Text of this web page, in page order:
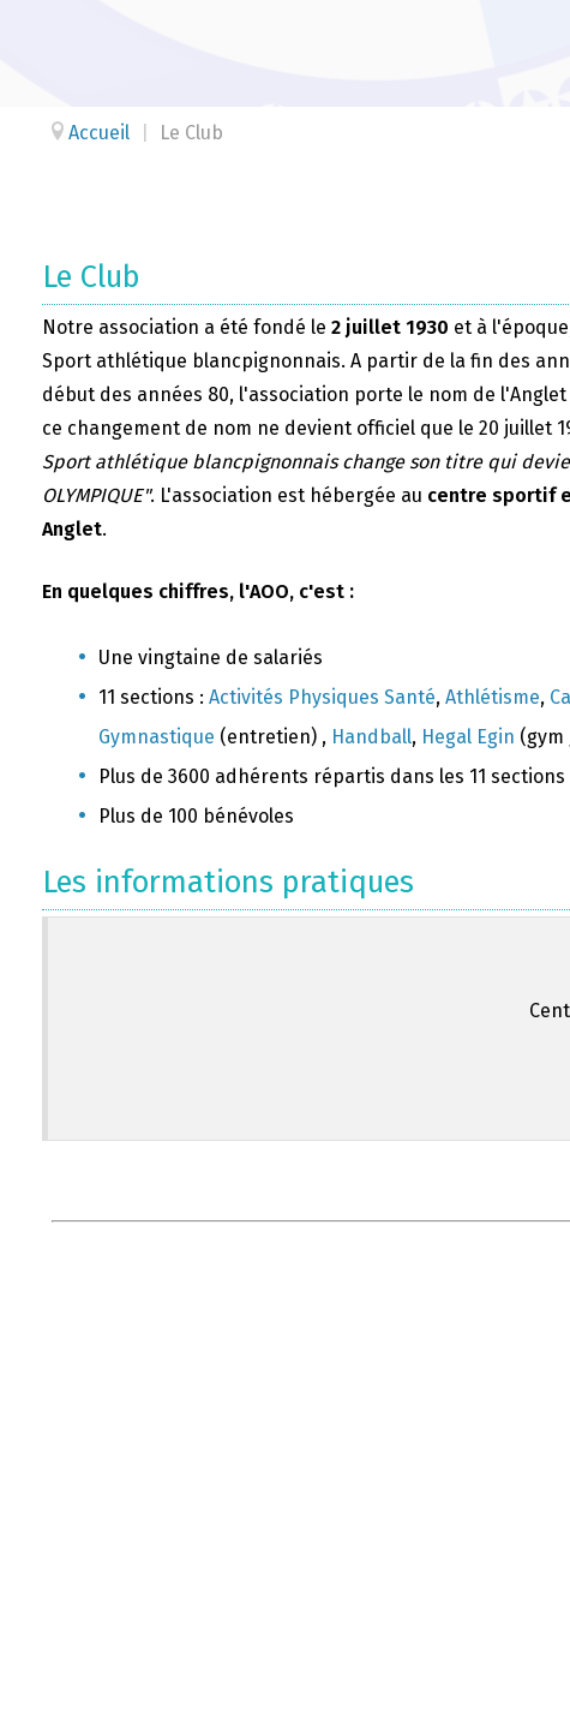
Accueil Le Club
Le Club
Notre association a été fondé le 2 juillet 1930 et à
Sport athlétique blancpignonnais. A partir de la fin des
début des années 80, l'association porte le nom de
ce changement de nom ne devient officiel que le 20 juillet
Sport athlétique blancpignonnais change son titre qui
OLYMPIQUE". L'association est hébergée au centre sportif
Anglet.
En quelques chiffres, l'AOO, c'est :
Une vingtaine de salariés
11 sections : Activités Physiques Santé, Athlétisme,
Gymnastique (entretien) , Handball, Hegal Egin (gym
Plus de 3600 adhérents répartis dans les 11
Plus de 100 bénévoles
Les informations pratiques